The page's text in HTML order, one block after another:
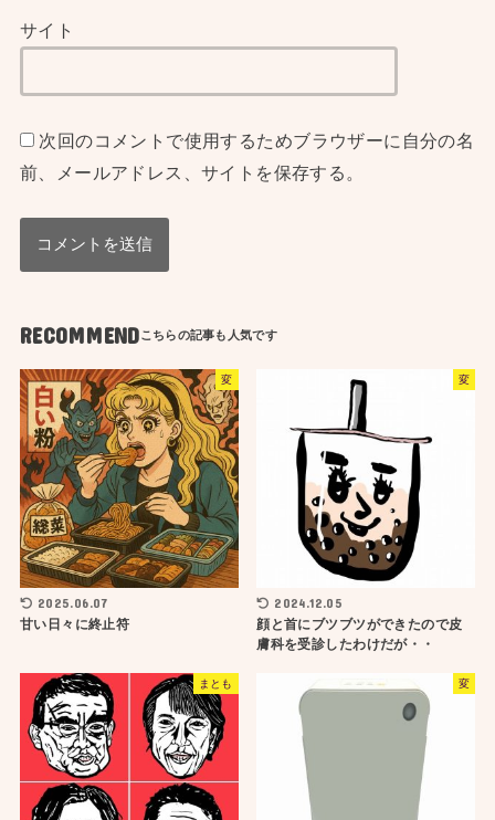
サイト
次回のコメントで使用するためブラウザーに自分の名
前、メールアドレス、サイトを保存する。
RECOMMEND
変
2025.06.07
甘い日々に終止符
変
2024.12.05
顔と首にブツブツができたので皮
膚科を受診したわけだが・・
まとも 変